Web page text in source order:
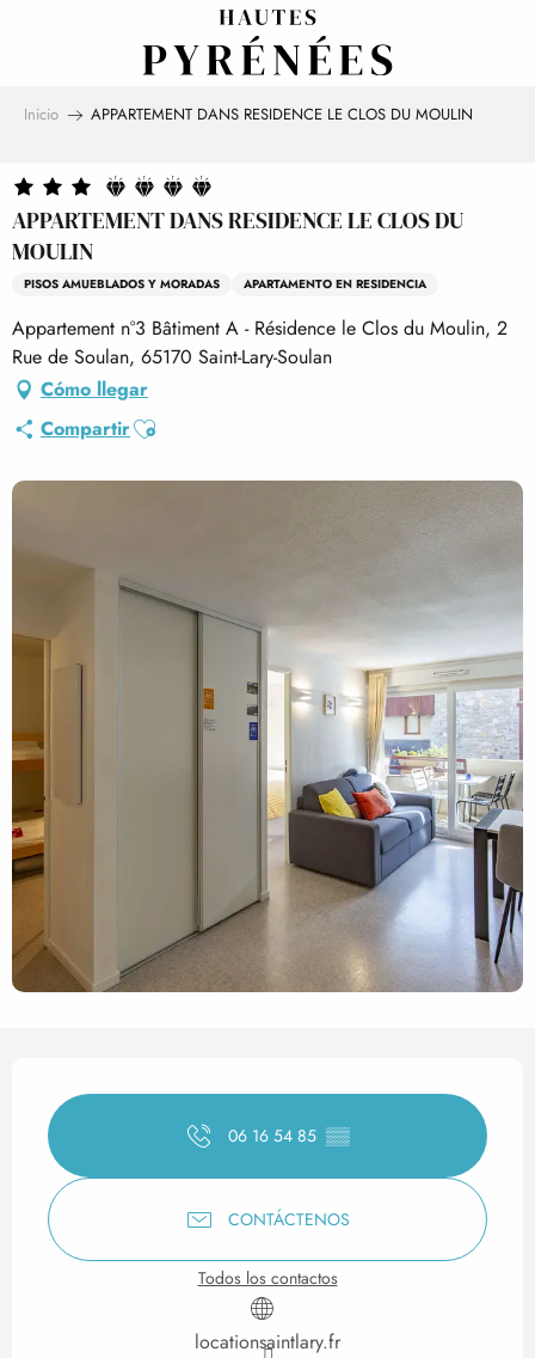
Inicio APPARTEMENT DANS RESIDENCE LE CLOS DU MOULIN
APPARTEMENT DANS RESIDENCE LE CLOS DU
MOULIN
PISOS AMUEBLADOS Y MORADAS APARTAMENTO EN RESIDENCIA
Appartement n°3 Bâtiment A - Résidence le Clos du Moulin, 2
Rue de Soulan, 65170 Saint-Lary-Soulan
Cómo llegar
CompartirAjouter aux favoris
Horarios y datos de
06 16 54 85 ▒▒
CONTÁCTENOS
Todos los contactos
locationsaintlary.fr